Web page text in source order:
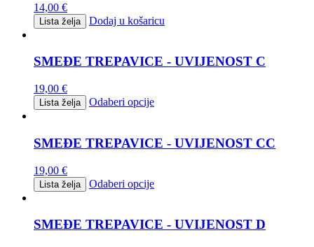
14,00 €
Lista želja Dodaj u košaricu
SMEĐE TREPAVICE - UVIJENOST C
19,00 €
Lista želja Odaberi opcije
SMEĐE TREPAVICE - UVIJENOST CC
19,00 €
Lista želja Odaberi opcije
SMEĐE TREPAVICE - UVIJENOST D